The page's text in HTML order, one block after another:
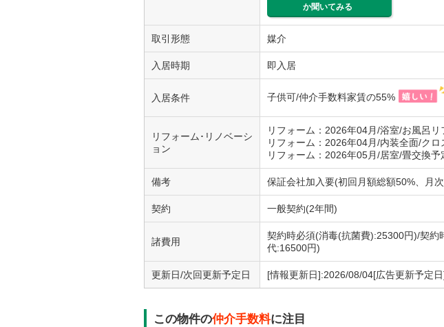
か聞いてみる
取引形態 媒介
入居時期 即入居
入居条件 子供可/仲介手数料家賃の55%
リフォーム･リノベーシ
ョン
リフォーム：2026年04月/浴室/お風呂リ
リフォーム：2026年04月/内装全面/クロ
リフォーム：2026年05月/居室/畳交換予
備考 保証会社加入要(初回月額総額50%、月次
契約 一般契約(2年間)
諸費用
契約時必須(消毒(抗菌費):25300円)/契
代:16500円)
更新日/次回更新予定日 [情報更新日]:2026/08/04[広告更新予定
この物件の仲介手数料に注目